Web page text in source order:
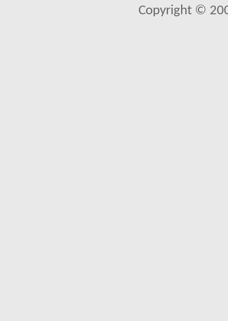
Copyright ©